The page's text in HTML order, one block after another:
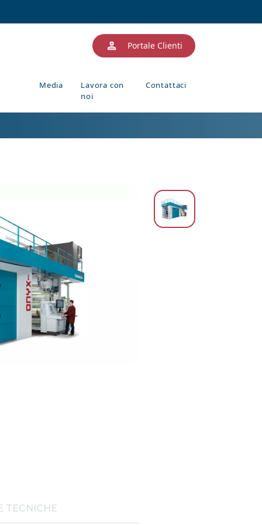
Portale Clienti
Media
Lavora con
noi
Contattaci
TECNICHE